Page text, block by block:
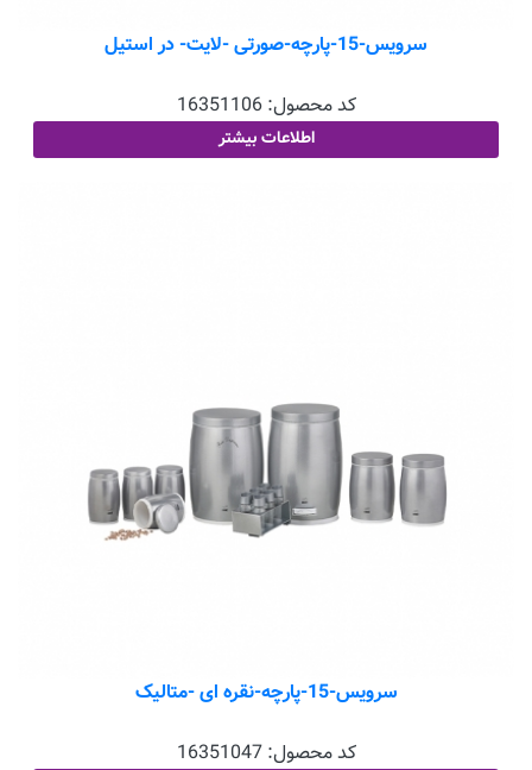
سرویس-15-پارچه-صورتی -لایت- در استیل
کد محصول:16351106
اطلاعات بیشتر
سرویس-15-پارچه-نقره ای -متالیک
کد محصول:16351047